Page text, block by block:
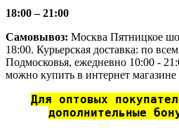
18:00 – 21:00
Самовывоз: Москва Пятницкое
18:00. Курьерская доставка: по
Подмосковья, ежедневно 10:00 -
можно купить в интернет магазине
Для оптовых
дополнительные